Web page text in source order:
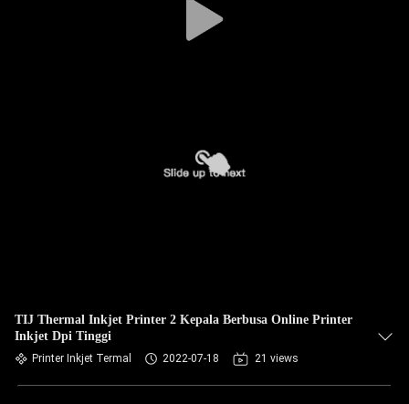
TIJ Thermal Inkjet Printer 2 Kepala Berbusa Online Printer
Inkjet Dpi Tinggi
Printer Inkjet Termal 2022-07-18 21 views